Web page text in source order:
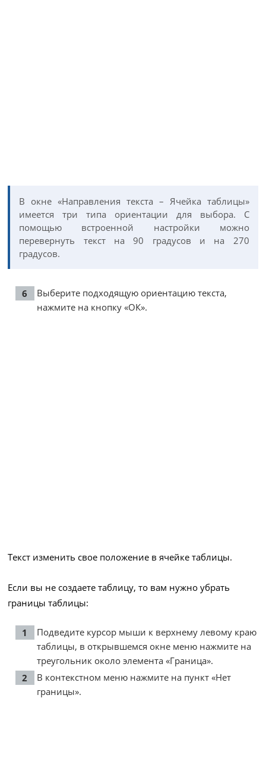
В окне «Направления текста – Ячейка таблицы»
имеется три типа ориентации для выбора. С
помощью встроенной настройки можно
перевернуть текст на 90 градусов и на 270
градусов.
Выберите подходящую ориентацию текста,
нажмите на кнопку «ОК».
Текст изменить свое положение в ячейке таблицы.
Если вы не создаете таблицу, то вам нужно убрать
границы таблицы:
Подведите курсор мыши к верхнему левому краю
таблицы, в открывшемся окне меню нажмите на
треугольник около элемента «Граница».
В контекстном меню нажмите на пункт «Нет
границы».